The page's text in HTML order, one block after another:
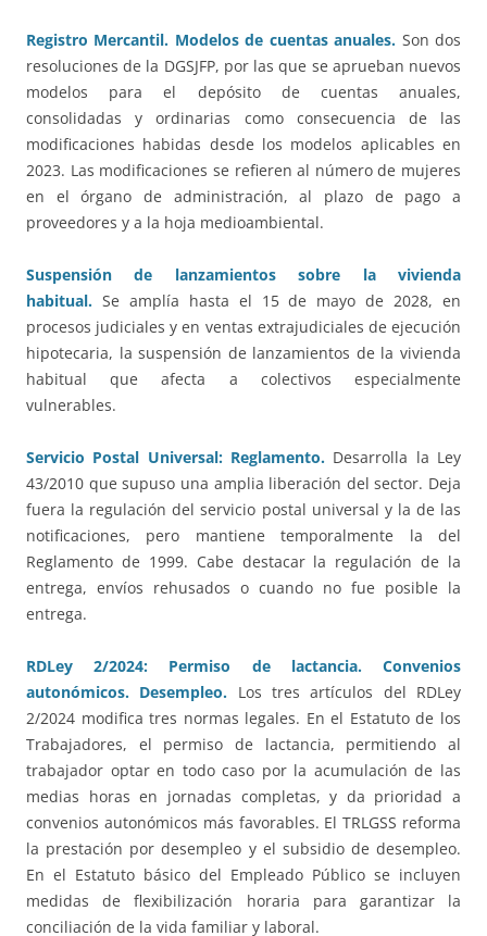
Registro Mercantil. Modelos de cuentas anuales. Son dos
resoluciones de la DGSJFP, por las que se aprueban nuevos
modelos para el depósito de cuentas anuales,
consolidadas y ordinarias como consecuencia de las
modificaciones habidas desde los modelos aplicables en
2023. Las modificaciones se refieren al número de mujeres
en el órgano de administración, al plazo de pago a
proveedores y a la hoja medioambiental.
Suspensión de lanzamientos sobre la vivienda
habitual. Se amplía hasta el 15 de mayo de 2028, en
procesos judiciales y en ventas extrajudiciales de ejecución
hipotecaria, la suspensión de lanzamientos de la vivienda
habitual que afecta a colectivos especialmente
vulnerables.
Servicio Postal Universal: Reglamento. Desarrolla la Ley
43/2010 que supuso una amplia liberación del sector. Deja
fuera la regulación del servicio postal universal y la de las
notificaciones, pero mantiene temporalmente la del
Reglamento de 1999. Cabe destacar la regulación de la
entrega, envíos rehusados o cuando no fue posible la
entrega.
RDLey 2/2024: Permiso de lactancia. Convenios
autonómicos. Desempleo. Los tres artículos del RDLey
2/2024 modifica tres normas legales. En el Estatuto de los
Trabajadores, el permiso de lactancia, permitiendo al
trabajador optar en todo caso por la acumulación de las
medias horas en jornadas completas, y da prioridad a
convenios autonómicos más favorables. El TRLGSS reforma
la prestación por desempleo y el subsidio de desempleo.
En el Estatuto básico del Empleado Público se incluyen
medidas de flexibilización horaria para garantizar la
conciliación de la vida familiar y laboral.